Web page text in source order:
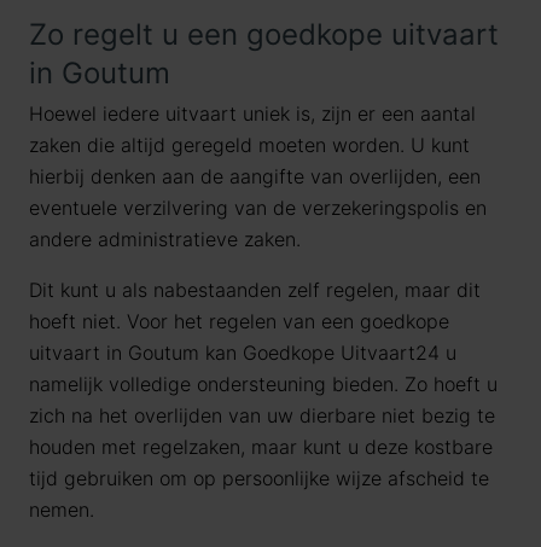
Zo regelt u een goedkope uitvaart
in Goutum
Hoewel iedere uitvaart uniek is, zijn er een aantal
zaken die altijd geregeld moeten worden. U kunt
hierbij denken aan de aangifte van overlijden, een
eventuele verzilvering van de verzekeringspolis en
andere administratieve zaken.
Dit kunt u als nabestaanden zelf regelen, maar dit
hoeft niet. Voor het regelen van een goedkope
uitvaart in Goutum kan Goedkope Uitvaart24 u
namelijk volledige ondersteuning bieden. Zo hoeft u
zich na het overlijden van uw dierbare niet bezig te
houden met regelzaken, maar kunt u deze kostbare
tijd gebruiken om op persoonlijke wijze afscheid te
nemen.